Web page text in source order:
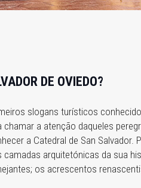
DE OVIEDO?
slogans turísticos
a atenção daqueles
a Catedral de San
arquitetónicas da sua
os acrescentos